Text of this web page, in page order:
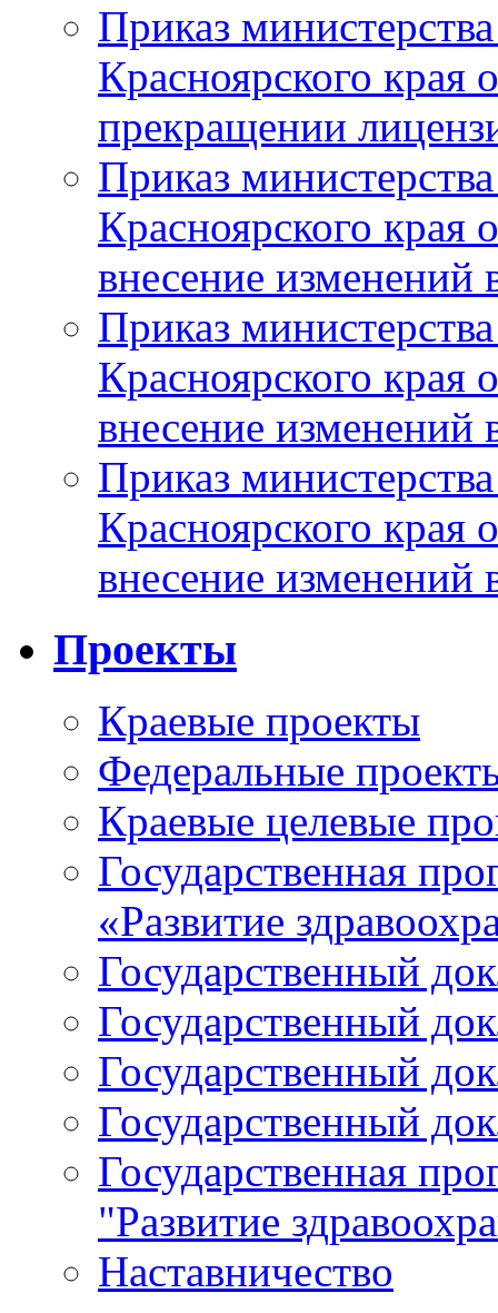
Приказ
Красноярского
прекращении
Приказ
Красноярского
внесение изменений
Приказ
Красноярского
внесение изменений
Приказ
Красноярского
внесение изменений
Проекты
Краевые проекты
Федеральные
Краевые целевые
Государственная
«Развитие
Государственный
Государственный
Государственный
Государственный
Государственная
"Развитие
Наставничество